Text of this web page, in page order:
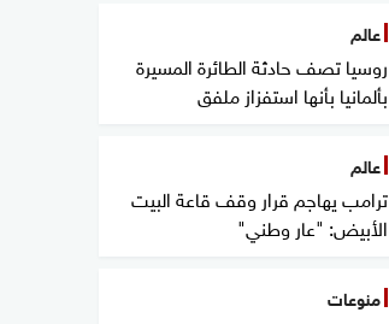
عالم
روسيا تصف حادثة الطائرة المسيرة
بألمانيا بأنها استفزاز ملفق
عالم
ترامب يهاجم قرار وقف قاعة البيت
الأبيض: "عار وطني"
منوعات